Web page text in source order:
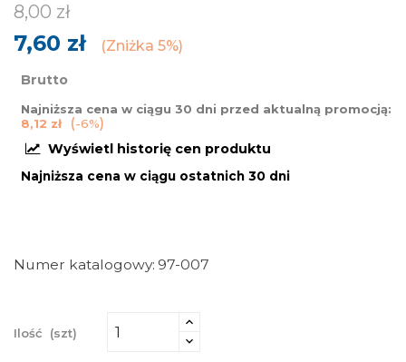
8,00 zł
7,60 zł Zniżka 5%
Brutto
Najniższa cena w ciągu 30 dni przed aktualną promocją:
8,12 zł
-6%
Wyświetl historię cen produktu
Najniższa cena w ciągu ostatnich 30 dni
Numer katalogowy 97-007
Ilość (szt)